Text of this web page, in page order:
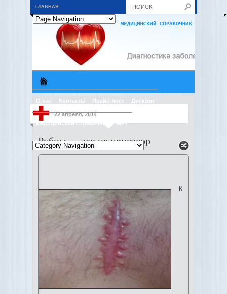
ГЛАВНАЯ
О нас Контакты Прайс-лист Дисконт
Медицинский справочник МРТ
22 апреля, 2014
Рубцы — это не приговор
К